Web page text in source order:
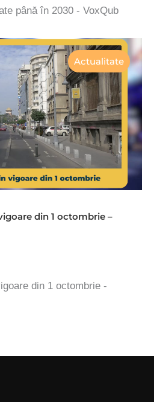
până în 2030 - VoxQub
Actualitate
din 1 octombrie –
din 1 octombrie -